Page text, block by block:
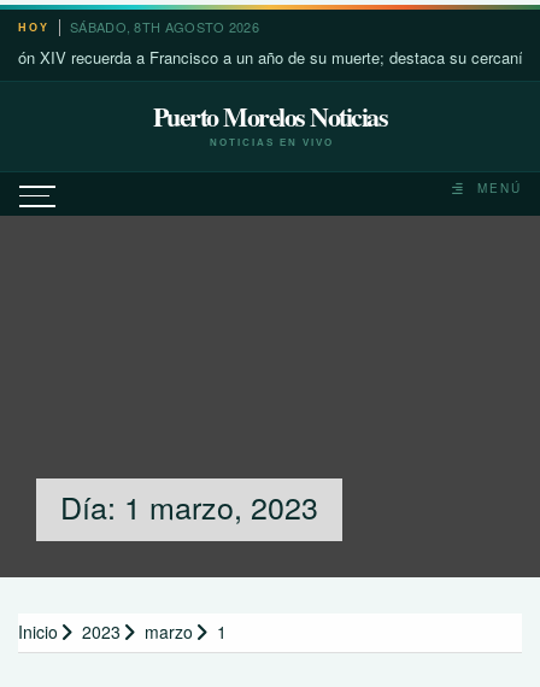
Saltar
contenido
HOY SÁBADO, 8TH AGOSTO 2026
a Francisco a un año de su muerte; destaca su cercanía con los
Puerto Morelos Noticias
NOTICIAS EN VIVO
MENÚ
Día: 1 marzo, 2023
Inicio 2023 marzo 1